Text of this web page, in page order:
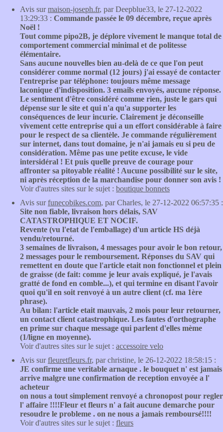
Avis surmaison-joseph.fr, par Deepblue33, le 27-12-2022
13:29:33 : Commande passée le 09 décembre, reçue après
Noël !
Tout comme pipo2B, je déplore vivement le manque total de
comportement commercial minimal et de politesse
élémentaire.
Sans aucune nouvelles bien au-delà de ce que l'on peut
considérer comme normal (12 jours) j'ai essayé de contacter
l'entreprise par téléphone: toujours même message
laconique d'indisposition. 3 emails envoyés, aucune réponse.
Le sentiment d'être considéré comme rien, juste le gars qui
dépense sur le site et qui n'a qu'a supporter les
conséquences de leur incurie. Clairement je déconseille
vivement cette entreprise qui a un effort considérable à faire
pour le respect de sa clientèle. Je commande régulièrement
sur internet, dans tout domaine, je n'ai jamais eu si peu de
considération. Même pas une petite excuse, le vide
intersidéral ! Et puis quelle preuve de courage pour
affronter sa pitoyable réalité ! Aucune possibilité sur le site,
ni après réception de la marchandise pour donner son avis !
Voir d'autres sites sur le sujet : boutique bonnets
Avis surfunecobikes.com, par Charles, le 27-12-2022 06:57:35 :
Site non fiable, livraison hors délais, SAV
CATASTROPHIQUE ET NOCIF.
Revente (vu l'etat de l'emballage) d'un article HS déjà
vendu/retourné.
3 semaines de livraison, 4 messages pour avoir le bon retour,
2 messages pour le remboursement. Réponses du SAV qui
remettent en doute que l'article etait non fonctionnel et plein
de graisse (de fait: comme je leur avais expliqué, je l'avais
gratté de fond en comble...), et qui termine en disant l'avoir
quoi qu'il en soit renvoyé à un autre client (cf. ma 1ère
phrase).
Au bilan: l'article etait mauvais, 2 mois pour leur retourner,
un contact client catastrophique. Les fautes d'orthographe
en prime sur chaque message qui parlent d'elles mème
(1/ligne en moyenne).
Voir d'autres sites sur le sujet : accessoire velo
Avis surfleuretfleurs.fr, par christine, le 26-12-2022 18:58:15 :
JE confirme une veritable arnaque . le bouquet n' est jamais
arrive malgre une confirmation de reception envoyée a l'
acheteur
on nous a tout simplement renvoyé a chronopost pour regler
l' affaire !!!!Fleur et fleurs n' a fait aucune demarche pour
resoudre le probleme . on ne nous a jamais remboursé!!!!
Voir d'autres sites sur le sujet : fleurs